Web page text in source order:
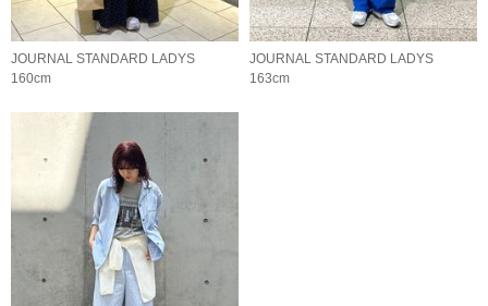
JOURNAL STANDARD LADYS
160cm
JOURNAL STANDARD LADYS
163cm